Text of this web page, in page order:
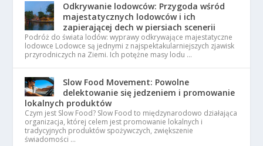
Odkrywanie lodowców: Przygoda wśród
majestatycznych lodowców i ich
zapierającej dech w piersiach scenerii
Podróż do świata lodów: wyprawy odkrywające majestatyczne
lodowce Lodowce są jednymi z najspektakularniejszych zjawisk
przyrodniczych na Ziemi. Ich potężne masy lodu …
Slow Food Movement: Powolne
delektowanie się jedzeniem i promowanie
lokalnych produktów
Czym jest Slow Food? Slow Food to międzynarodowo działająca
organizacja, której celem jest promowanie lokalnych i
tradycyjnych produktów spożywczych, zwiększenie
świadomości …